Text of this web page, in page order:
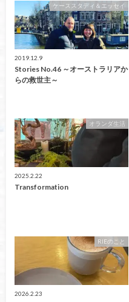
ケーススタディ＆エッセイ
2019.12.9
Stories No.46 ～オーストラリアか
らの救世主～
オランダ生活
2025.2.22
Transformation
RIEのこと
2026.2.23